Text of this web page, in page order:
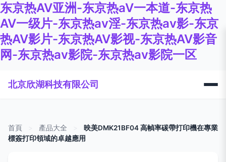
东京热AV亚洲-东京热aV一本道-东京热
AV一级片-东京热av淫-东京热av影-东京
热AV影片-东京热AV影视-东京热AV影音
网-东京热av影院-东京热av影院一区
北京欣湖科技有限公司
首頁 產品大全
映美DMK21BF04 高幀率碳帶打印機在專業
標簽打印領域的卓越應用